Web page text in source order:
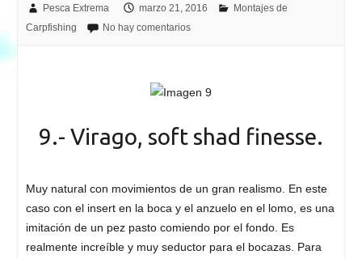
Pesca Extrema marzo 21, 2016
Montajes de
Carpfishing
No hay comentarios
9.- Virago, soft shad finesse.
Muy natural con movimientos de un gran realismo. En este
caso con el insert en la boca y el anzuelo en el lomo, es una
imitación de un pez pasto comiendo por el fondo. Es
realmente increíble y muy seductor para el bocazas. Para